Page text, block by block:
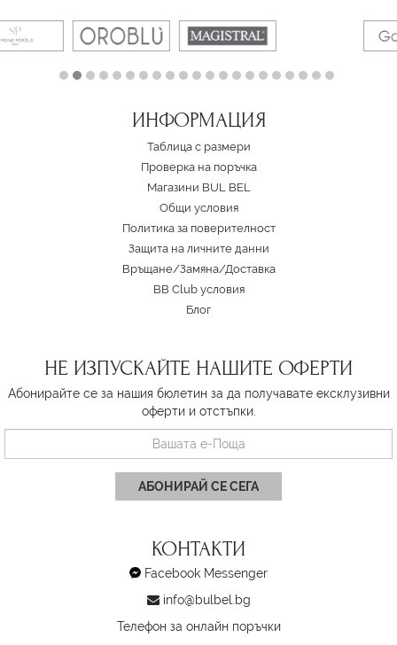
ИНФОРМАЦИЯ
Таблица с размери
Проверка на поръчка
Магазини BUL BEL
Oбщи условия
Политика за поверителност
Защита на личните данни
Връщане/Замяна/Доставка
BB Club условия
Блог
НЕ ИЗПУСКАЙТЕ НАШИТЕ ОФЕРТИ
Абонирайте се за нашия бюлетин за да получавате ексклузивни
оферти и отстъпки.
АБОНИРАЙ СЕ СЕГА
КОНТАКТИ
Facebook Messenger
info@bulbel.bg
Телефон за онлайн поръчки